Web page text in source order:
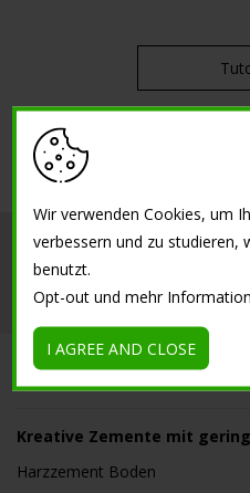
Isoplam
Referenzen
Kreative Zemente mit
Harzzement Boden
Wir verwenden Cookies, um
verbessern und zu studieren,
benutzt.
Opt-out und mehr
I AGREE AND CLOSE